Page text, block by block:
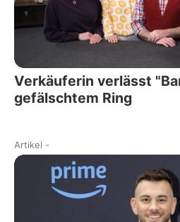
Verkäuferin verlässt
gefälschtem Ring
Artikel -